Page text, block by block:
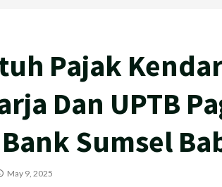
Pajak
Dan UPTB
Sumsel
May 9, 2025